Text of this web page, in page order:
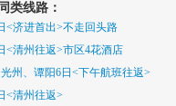
类线路：
<济进首出>不走回头路
<清州往返>市区4花酒店
州、谭阳6日<下午航班往返>
<清州往返>